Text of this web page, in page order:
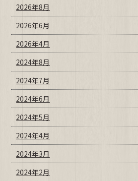
2026年8月
2026年6月
2026年4月
2024年8月
2024年7月
2024年6月
2024年5月
2024年4月
2024年3月
2024年2月